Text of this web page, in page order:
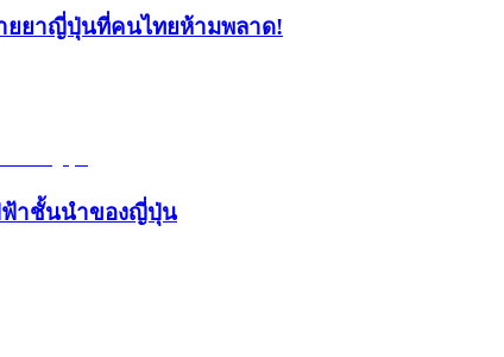
ยยาญี่ปุ่นที่คนไทยห้ามพลาด!
ฟ้าชั้นนำของญี่ปุ่น